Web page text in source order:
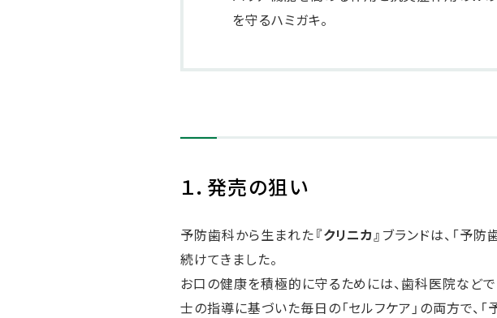
を守るハミガキ。
１．発売の狙い
予防歯科から生まれた『クリニカ』 ブランドは、「予
続けてきました。
お口の健康を積極的に守るためには、歯科医院などで
士の指導に基づいた毎日の「セルフケア」の両方で、